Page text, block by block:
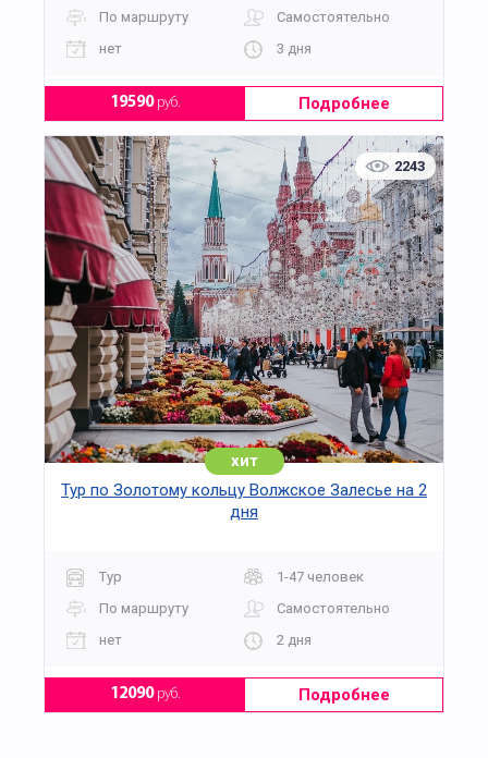
По маршруту
Самостоятельно
нет
3 дня
19590руб. Подробнее
2243
хит
Тур по Золотому кольцу Волжское Залесье на 2
дня
Тур
1-47 человек
По маршруту
Самостоятельно
нет
2 дня
12090руб. Подробнее